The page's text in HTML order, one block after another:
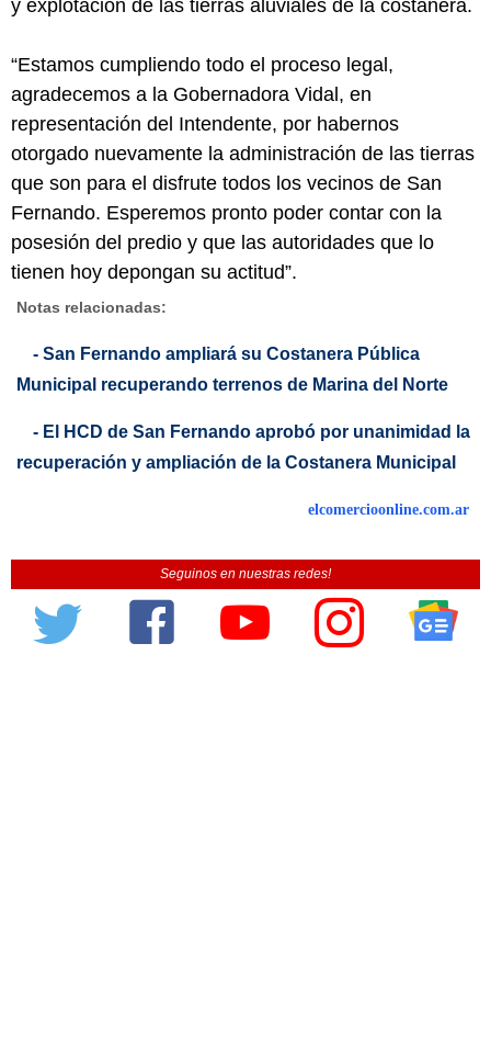
y explotación de las tierras aluviales de la costanera.
“Estamos cumpliendo todo el proceso legal,
agradecemos a la Gobernadora Vidal, en
representación del Intendente, por habernos
otorgado nuevamente la administración de las tierras
que son para el disfrute todos los vecinos de San
Fernando. Esperemos pronto poder contar con la
posesión del predio y que las autoridades que lo
tienen hoy depongan su actitud”.
Notas relacionadas:
- San Fernando ampliará su Costanera Pública
Municipal recuperando terrenos de Marina del Norte
- El HCD de San Fernando aprobó por unanimidad la
recuperación y ampliación de la Costanera Municipal
elcomercioonline.com.ar
Seguinos en nuestras redes!